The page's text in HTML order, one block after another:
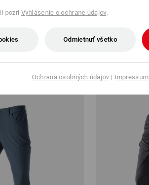
farieb
od 67,53 €
(v. DPH) od 10 ks
pozri Vyhlásenie o ochrane údajov.
Odmietnuť všetko
Ochrana osobných údajov | Impressum